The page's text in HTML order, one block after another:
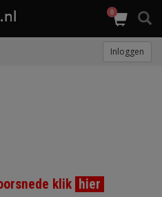
0
Inloggen
klik hier